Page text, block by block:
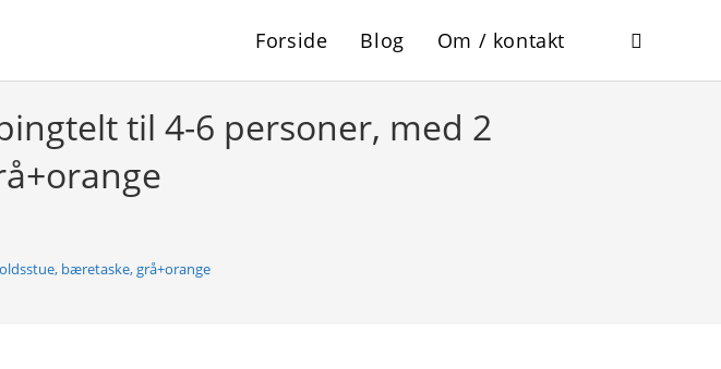
Forside Blog Om / kontakt Toggle
til 4-6 personer, med 2
bæretaske, grå+orange